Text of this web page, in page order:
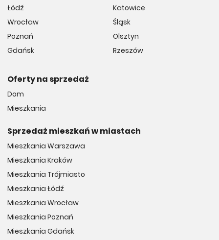
Łódź
Wrocław
Poznań
Gdańsk
Katowice
Śląsk
Olsztyn
Rzeszów
Oferty na sprzedaż
Dom
Mieszkania
Sprzedaż mieszkań w miastach
Mieszkania Warszawa
Mieszkania Kraków
Mieszkania Trójmiasto
Mieszkania Łódź
Mieszkania Wrocław
Mieszkania Poznań
Mieszkania Gdańsk